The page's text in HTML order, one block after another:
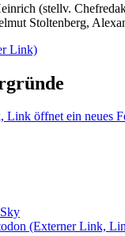
(stellv.
Stoltenberg,
Link)
Link öffnet ein neues
(Externer Link,